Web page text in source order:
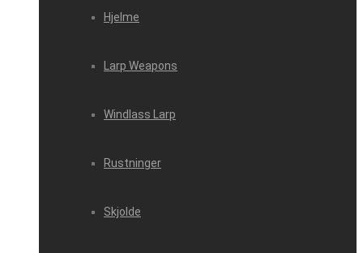
Hjelme
Larp Weapons
Windlass Larp
Rustninger
Skjolde